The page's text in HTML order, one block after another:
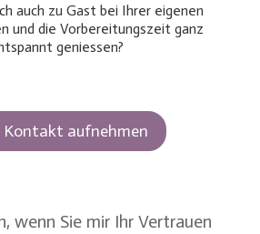
auch zu Gast bei Ihrer eigenen
und die Vorbereitungszeit ganz
geniessen?
aufnehmen
wenn Sie mir Ihr Vertrauen